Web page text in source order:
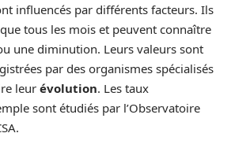
influencés par différents facteurs. Ils
tous les mois et peuvent connaître
une diminution. Leurs valeurs sont
par des organismes spécialisés
leur évolution. Les taux
sont étudiés par l’Observatoire